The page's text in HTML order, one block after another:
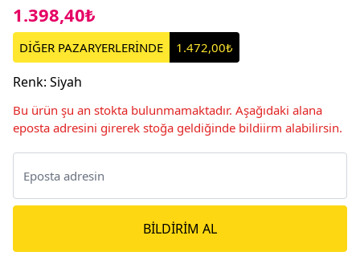
1.398,40₺
DİĞER PAZARYERLERİNDE 1.472,00₺
Renk: Siyah
Bu ürün şu an stokta bulunmamaktadır. Aşağıdaki alana
eposta adresini girerek stoğa geldiğinde bildiirm alabilirsin.
BILDIRIM AL